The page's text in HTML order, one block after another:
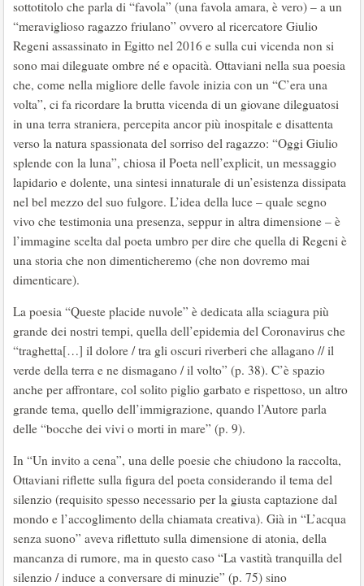
sottotitolo che parla di “favola” (una favola amara, è vero) – a un
“meraviglioso ragazzo friulano” ovvero al ricercatore Giulio
Regeni assassinato in Egitto nel 2016 e sulla cui vicenda non si
sono mai dileguate ombre né e opacità. Ottaviani nella sua poesia
che, come nella migliore delle favole inizia con un “C’era una
volta”, ci fa ricordare la brutta vicenda di un giovane dileguatosi
in una terra straniera, percepita ancor più inospitale e disattenta
verso la natura spassionata del sorriso del ragazzo: “Oggi Giulio
splende con la luna”, chiosa il Poeta nell’explicit, un messaggio
lapidario e dolente, una sintesi innaturale di un’esistenza dissipata
nel bel mezzo del suo fulgore. L’idea della luce – quale segno
vivo che testimonia una presenza, seppur in altra dimensione – è
l’immagine scelta dal poeta umbro per dire che quella di Regeni è
una storia che non dimenticheremo (che non dovremo mai
dimenticare).
La poesia “Queste placide nuvole” è dedicata alla sciagura più
grande dei nostri tempi, quella dell’epidemia del Coronavirus che
“traghetta[…] il dolore / tra gli oscuri riverberi che allagano // il
verde della terra e ne dismagano / il volto” (p. 38). C’è spazio
anche per affrontare, col solito piglio garbato e rispettoso, un altro
grande tema, quello dell’immigrazione, quando l’Autore parla
delle “bocche dei vivi o morti in mare” (p. 9).
In “Un invito a cena”, una delle poesie che chiudono la raccolta,
Ottaviani riflette sulla figura del poeta considerando il tema del
silenzio (requisito spesso necessario per la giusta captazione dal
mondo e l’accoglimento della chiamata creativa). Già in “L’acqua
senza suono” aveva riflettuto sulla dimensione di atonia, della
mancanza di rumore, ma in questo caso “La vastità tranquilla del
silenzio / induce a conversare di minuzie” (p. 75) sino